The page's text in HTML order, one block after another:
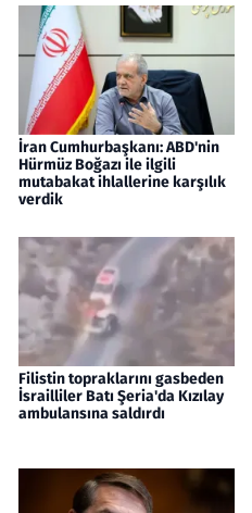
İran Cumhurbaşkanı: ABD'nin
Hürmüz Boğazı ile ilgili
mutabakat ihlallerine karşılık
verdik
Filistin topraklarını gasbeden
İsrailliler Batı Şeria'da Kızılay
ambulansına saldırdı